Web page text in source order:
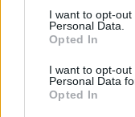
I want to opt-
Personal Data.
Opted In
I want to opt-
Personal Data
Opted In
carnefici
continuava a
poiché avrebbe
dell’agente quasi